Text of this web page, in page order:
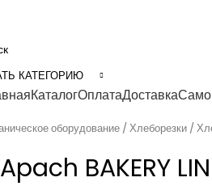
КАТЕГОРИЮ
КаталогОплатаДоставка
оборудование Хлеборезки
BAKERY